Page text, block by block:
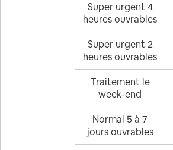
Super urgent 4
heures ouvrables
Super urgent 2
heures ouvrables
Traitement le
week-end
Normal 5 à 7
jours ouvrables